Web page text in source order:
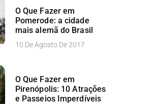
O Que Fazer em
Pomerode: a cidade
mais alemã do Brasil
10 De Agosto De 2017
O Que Fazer em
Pirenópolis: 10 Atrações
e Passeios Imperdíveis